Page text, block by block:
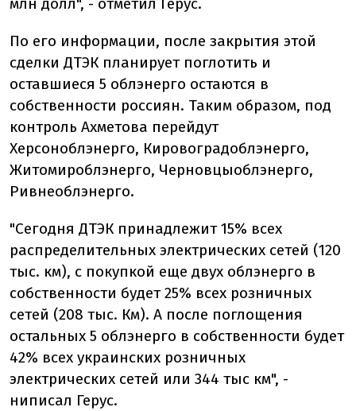
млн долл", - отметил Герус.
По его информации, после закрытия этой
сделки ДТЭК планирует поглотить и
оставшиеся 5 облэнерго остаются в
собственности россиян. Таким образом, под
контроль Ахметова перейдут
Херсоноблэнерго, Кировоградоблэнерго,
Житомироблэнерго, Черновцыоблэнерго,
Ривнеоблэнерго.
"Сегодня ДТЭК принадлежит 15% всех
распределительных электрических сетей (120
тыс. км), с покупкой еще двух облэнерго в
собственности будет 25% всех розничных
сетей (208 тыс. Км). А после поглощения
остальных 5 облэнерго в собственности будет
42% всех украинских розничных
электрических сетей или 344 тыс км", -
ниписал Герус.